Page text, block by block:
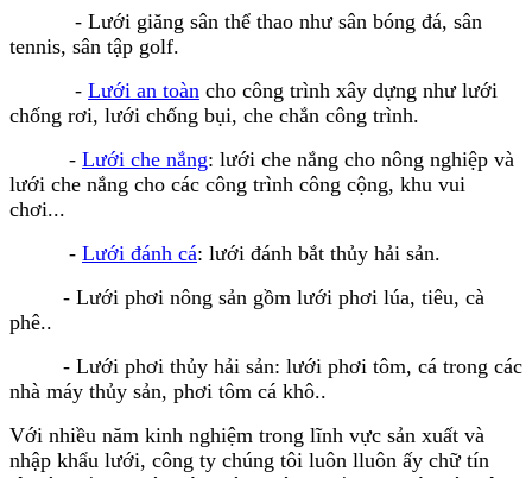
- Lưới giăng sân thể thao như sân bóng đá, sân
tennis, sân tập golf.
- Lưới an toàn cho công trình xây dựng như lưới
chống rơi, lưới chống bụi, che chắn công trình.
- Lưới che nắng: lưới che nắng cho nông nghiệp và
lưới che nắng cho các công trình công cộng, khu vui
chơi...
- Lưới đánh cá: lưới đánh bắt thủy hải sản.
- Lưới phơi nông sản gồm lưới phơi lúa, tiêu, cà
phê..
- Lưới phơi thủy hải sản: lưới phơi tôm, cá trong các
nhà máy thủy sản, phơi tôm cá khô..
Với nhiều năm kinh nghiệm trong lĩnh vực sản xuất và
nhập khẩu lưới, công ty chúng tôi luôn lluôn ấy chữ tín